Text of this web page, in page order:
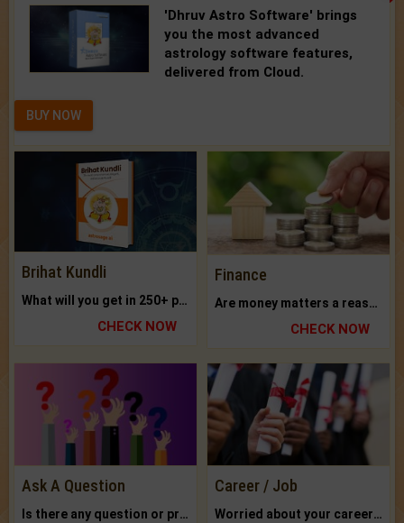
'Dhruv Astro Software' brings
you the most advanced
astrology software features,
delivered from Cloud.
BUY NOW
Brihat Kundli
What will you get in 250+ pages Colored Brihat Kundli.
CHECK NOW
Finance
Are money matters a reason for the dark-circles under your eyes?
CHECK NOW
Ask A Question
Is there any question or problem lingering.
Career / Job
Worried about your career? don't know what is.